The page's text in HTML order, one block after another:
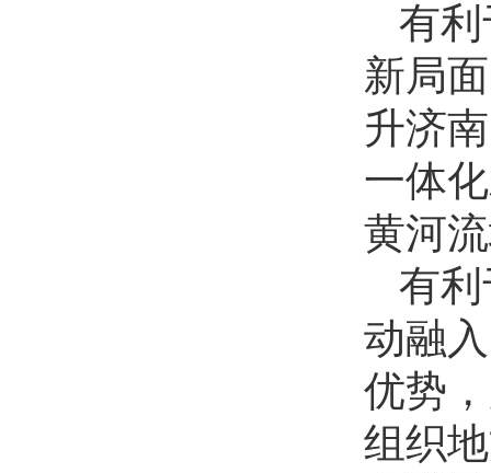
有
新局
升济
一体
黄河
有
动融
优势
组织